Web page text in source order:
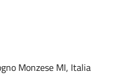
Monzese MI, Italia